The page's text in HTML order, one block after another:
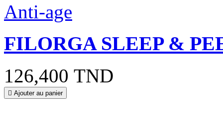
Anti-age
FILORGA SLEEP &
126,400 TND
 Ajouter au panier